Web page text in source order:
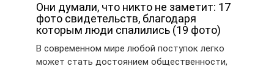
Они думали, что никто не заметит: 17
фото свидетельств, благодаря
которым люди спалились (19 фото)
В современном мире любой поступок легко
может стать достоянием общественности,